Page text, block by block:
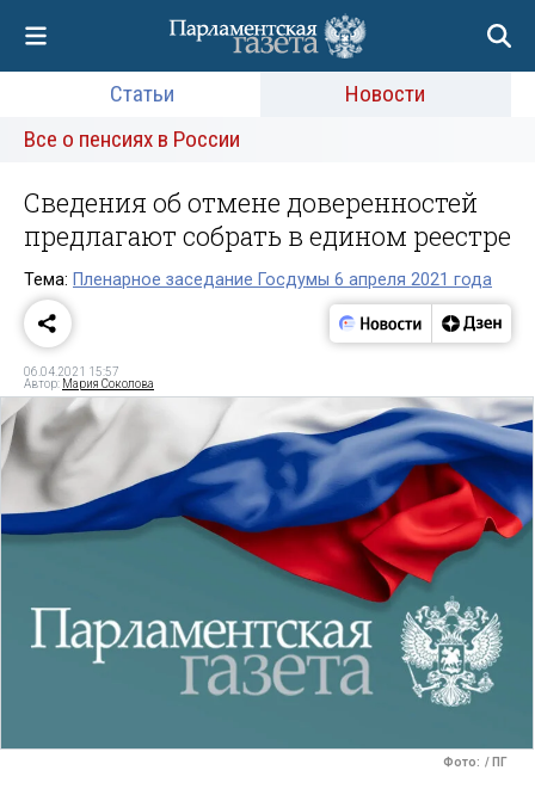
Статьи
Новости
Все о пенсиях в России
Сведения об отмене доверенностей
предлагают собрать в едином реестре
Тема: Пленарное заседание Госдумы 6 апреля 2021 года
06.04.2021 15:57
Автор: Мария Соколова
Фото: / ПГ